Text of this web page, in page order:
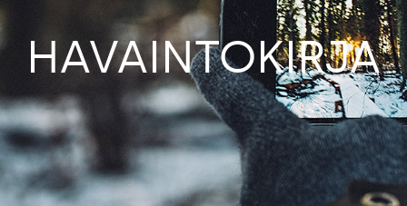
HAVAINTOKIRJA